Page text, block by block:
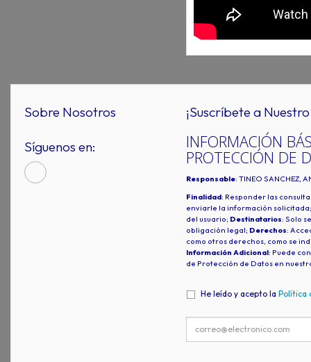
Sobre Nosotros
Síguenos en:
¡Suscríbete a
INFORMACIÓN
PROTECCIÓN DE
Responsable: TINEO SANCHEZ,
Finalidad: Responder las
enviarle la información
del usuario; Destinatarios: Solo
obligación legal; Derechos:
como otros derechos, como se
Información Adicional: Puede
de Protección de Datos en
He leído y acepto la Política